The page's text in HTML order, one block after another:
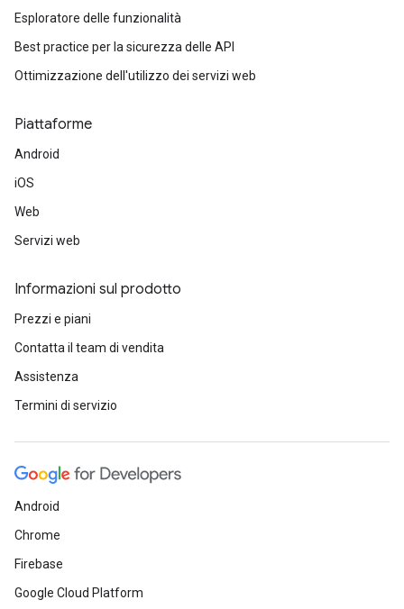
Esploratore delle funzionalità
Best practice per la sicurezza delle API
Ottimizzazione dell'utilizzo dei servizi web
Piattaforme
Android
iOS
Web
Servizi web
Informazioni sul prodotto
Prezzi e piani
Contatta il team di vendita
Assistenza
Termini di servizio
Android
Chrome
Firebase
Google Cloud Platform